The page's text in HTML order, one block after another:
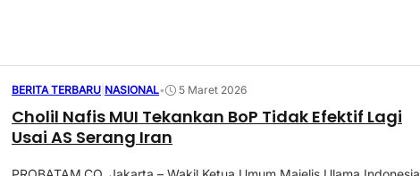
BERITA TERBARU NASIONAL• 5 Maret 2026
Cholil Nafis MUI Tekankan BoP Tidak Efektif Lagi
Usai AS Serang Iran